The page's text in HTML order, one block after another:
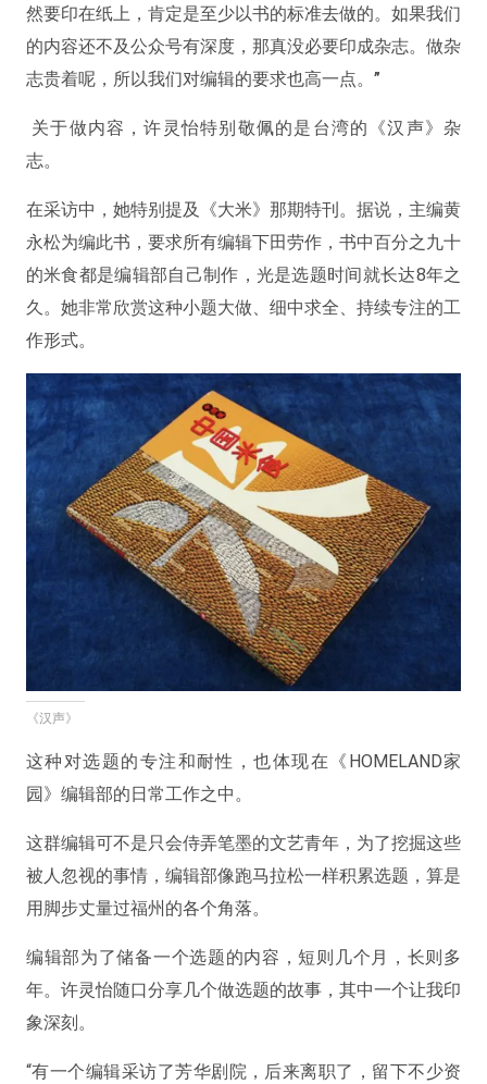
然要印在纸上，肯定是至少以书的标准去做的。如果我们
的内容还不及公众号有深度，那真没必要印成杂志。做杂
志贵着呢，所以我们对编辑的要求也高一点。”
关于做内容，许灵怡特别敬佩的是台湾的《汉声》杂
志。
在采访中，她特别提及《大米》那期特刊。据说，主编黄
永松为编此书，要求所有编辑下田劳作，书中百分之九十
的米食都是编辑部自己制作，光是选题时间就长达8年之
久。她非常欣赏这种小题大做、细中求全、持续专注的工
作形式。
《汉声》
这种对选题的专注和耐性，也体现在《HOMELAND家
园》编辑部的日常工作之中。
这群编辑可不是只会侍弄笔墨的文艺青年，为了挖掘这些
被人忽视的事情，编辑部像跑马拉松一样积累选题，算是
用脚步丈量过福州的各个角落。
编辑部为了储备一个选题的内容，短则几个月，长则多
年。许灵怡随口分享几个做选题的故事，其中一个让我印
象深刻。
“有一个编辑采访了芳华剧院，后来离职了，留下不少资